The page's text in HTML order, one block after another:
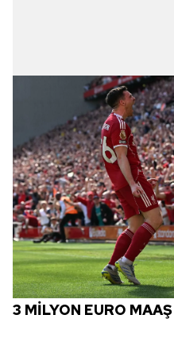
3 MİLYON EURO MAAŞ